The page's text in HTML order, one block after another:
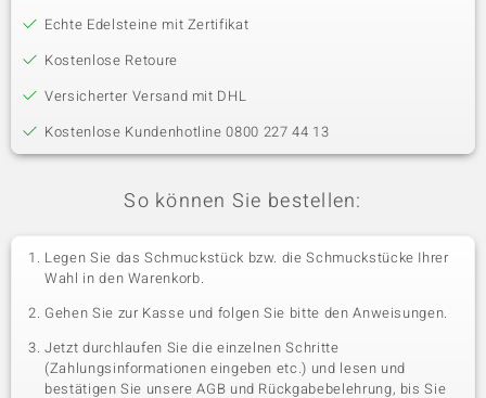
Echte Edelsteine mit Zertifikat
Kostenlose Retoure
Versicherter Versand mit DHL
Kostenlose Kundenhotline 0800 227 44 13
So können Sie bestellen:
Legen Sie das Schmuckstück bzw. die Schmuckstücke Ihrer
Wahl in den Warenkorb.
Gehen Sie zur Kasse und folgen Sie bitte den Anweisungen.
Jetzt durchlaufen Sie die einzelnen Schritte
(Zahlungsinformationen eingeben etc.) und lesen und
bestätigen Sie unsere AGB und Rückgabebelehrung, bis Sie